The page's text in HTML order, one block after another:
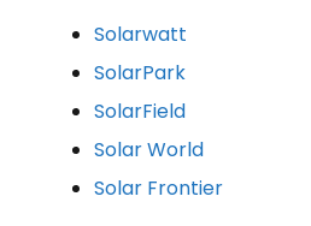
Solarwatt
SolarPark
SolarField
Solar World
Solar Frontier